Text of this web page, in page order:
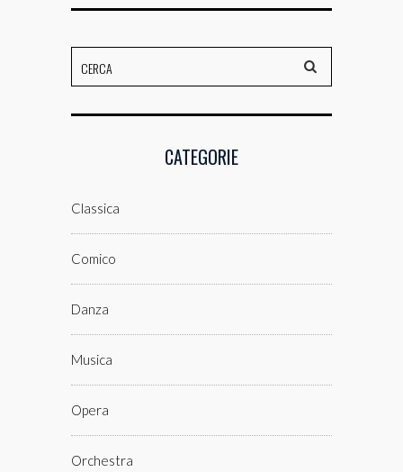
CATEGORIE
Classica
Comico
Danza
Musica
Opera
Orchestra